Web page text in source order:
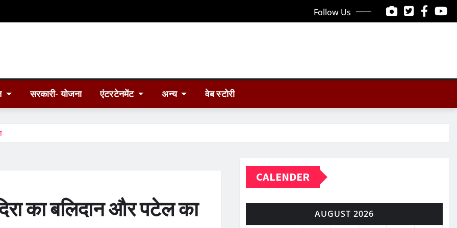
Follow Us
सरकारी- योजना एंटरटेनमेंट अन्य वेब स्टोरी
का बलिदान और पटेल का
CALENDER
AUGUST 2026